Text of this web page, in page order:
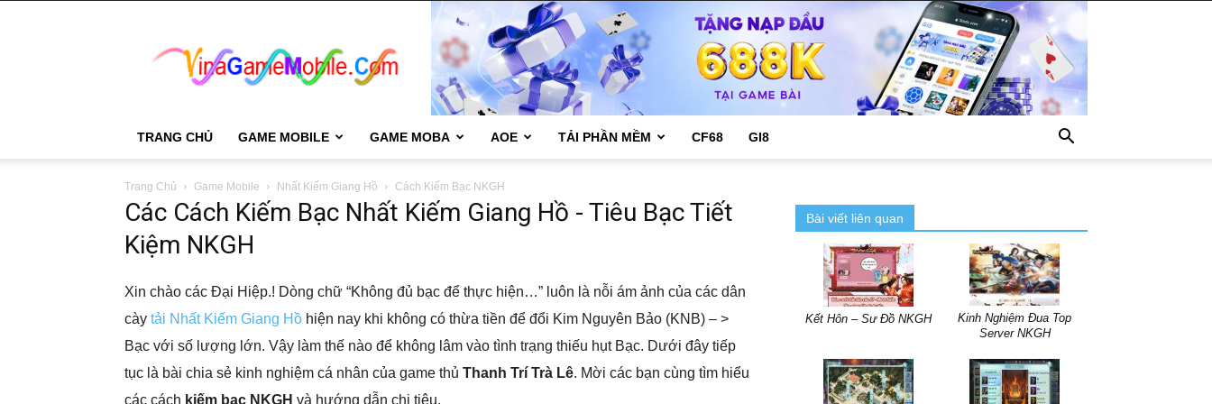
Mobile
TRANG CHỦ GAME MOBILE GAME MOBA AOE TẢI PHẦN MỀM CF68 GI8
Trang Chủ Game Mobile Nhất Kiếm Giang Hồ Cách Kiếm Bạc NKGH
Các Cách Kiếm Bạc Nhất Kiếm Giang Hồ - Tiêu Bạc Tiết
Kiệm NKGH
Xin chào các Đại Hiệp.! Dòng chữ “Không đủ bạc để thực hiện…” luôn là nỗi ám ảnh của các dân
cày tải Nhất Kiếm Giang Hồ hiện nay khi không có thừa tiền để đổi Kim Nguyên Bảo (KNB) – >
Bạc với số lượng lớn. Vậy làm thế nào để không lâm vào tình trạng thiếu hụt Bạc. Dưới đây tiếp
tục là bài chia sẻ kinh nghiệm cá nhân của game thủ Thanh Trí Trà Lê. Mời các bạn cùng tìm hiểu
các cách kiếm bạc NKGH và hướng dẫn chi tiêu.
Bài viết liên quan
Kết Hôn – Sư Đồ NKGH
Kinh Nghiệm Đua Top
Server NKGH